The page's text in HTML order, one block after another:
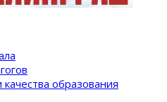
образования